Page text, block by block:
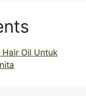
Oil Untuk